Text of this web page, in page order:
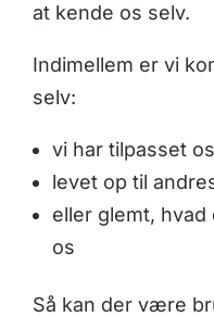
at kende os selv.
Indimellem er vi
selv:
vi har tilpasset
levet op til
eller glemt,
os
Så kan der være